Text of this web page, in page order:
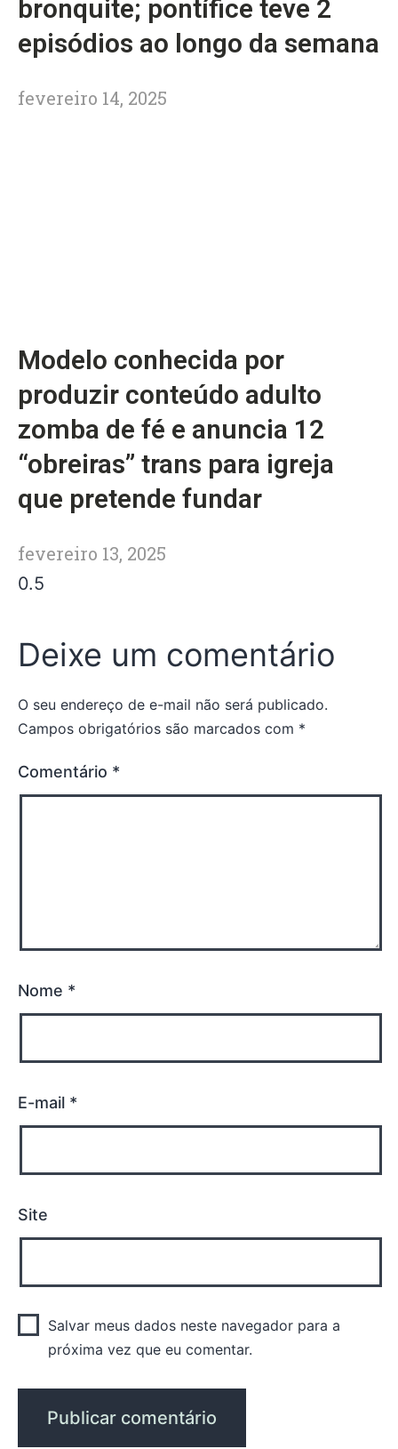
bronquite; pontífice teve 2
episódios ao longo da semana
fevereiro 14, 2025
Modelo conhecida por
produzir conteúdo adulto
zomba de fé e anuncia 12
“obreiras” trans para igreja
que pretende fundar
fevereiro 13, 2025
Deixe um comentário
O seu endereço de e-mail não será publicado.
Campos obrigatórios são marcados com *
Comentário *
Nome *
E-mail *
Site
Salvar meus dados neste navegador para a
próxima vez que eu comentar.